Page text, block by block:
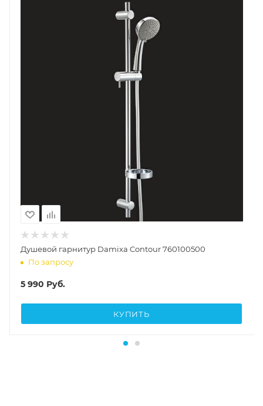
Душевой гарнитур Damixa Contour 760100500
По запросу
5 990 Руб.
КУПИТЬ